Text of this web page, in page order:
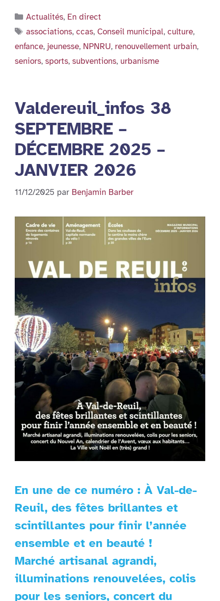
Catégories
Actualités, En direct
Étiquettes
associations,ccas, Conseil municipal,culture,
enfance, jeunesse, NPNRU, renouvellement urbain,
seniors, sports, subventions, urbanisme
Valdereuil_infos 38
SEPTEMBRE –
DÉCEMBRE 2025 –
JANVIER 2026
11/12/2025 par Benjamin Barber
En une de ce numéro : À Val-de-
Reuil, des fêtes brillantes et
scintillantes pour finir l’année
ensemble et en beauté !
Marché artisanal agrandi,
illuminations renouvelées, colis
pour les seniors, concert du